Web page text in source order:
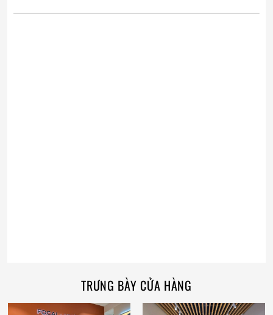
TRƯNG BÀY CỬA HÀNG